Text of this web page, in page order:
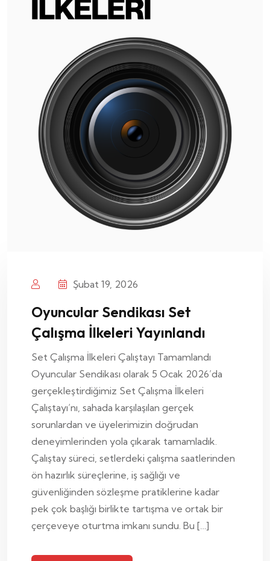
Şubat 19, 2026
Oyuncular Sendikası Set
Çalışma İlkeleri Yayınlandı
Set Çalışma İlkeleri Çalıştayı Tamamlandı
Oyuncular Sendikası olarak 5 Ocak 2026’da
gerçekleştirdiğimiz Set Çalışma İlkeleri
Çalıştayı’nı, sahada karşılaşılan gerçek
sorunlardan ve üyelerimizin doğrudan
deneyimlerinden yola çıkarak tamamladık.
Çalıştay süreci, setlerdeki çalışma saatlerinden
ön hazırlık süreçlerine, iş sağlığı ve
güvenliğinden sözleşme pratiklerine kadar
pek çok başlığı birlikte tartışma ve ortak bir
çerçeveye oturtma imkanı sundu. Bu […]